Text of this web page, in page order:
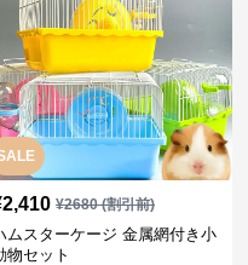
2,410 ¥2680(割引前)
ムスターケージ 金属網付き小
物セット